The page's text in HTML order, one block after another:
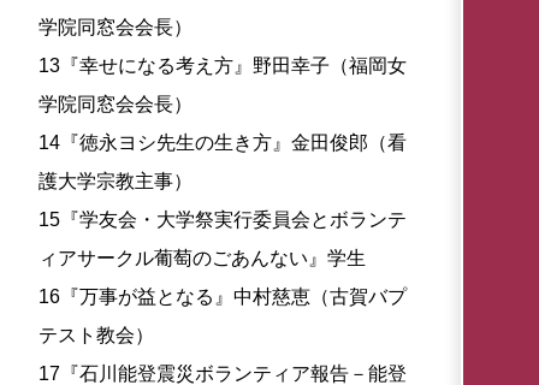
学院同窓会会長）
13『幸せになる考え方』野田幸子（福岡女
学院同窓会会長）
14『徳永ヨシ先生の生き方』金田俊郎（看
護大学宗教主事）
15『学友会・大学祭実行委員会とボランテ
ィアサークル葡萄のごあんない』学生
16『万事が益となる』中村慈恵（古賀バプ
テスト教会）
17『石川能登震災ボランティア報告－能登